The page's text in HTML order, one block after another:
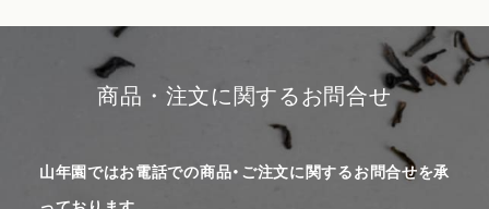
商品・注文に関するお問合せ
山年園ではお電話での商品・ご注文に関するお問合せを承